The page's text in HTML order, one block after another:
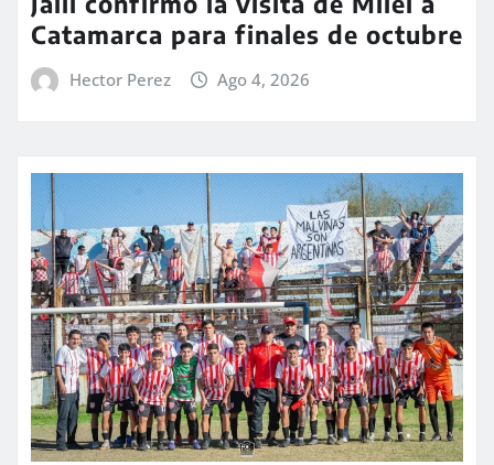
Catamarca para finales de octubre
Hector Perez Ago 4, 2026